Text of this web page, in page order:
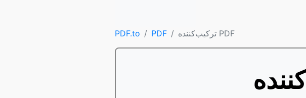
PDF.to PDF ترکیب‌کننده PDF